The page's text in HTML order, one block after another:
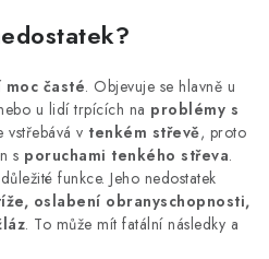
moc časté. Objevuje se hlavně u
u lidí trpících na problémy s
vstřebává v tenkém střevě, proto
s poruchami tenkého střeva.
funkce. Jeho nedostatek
oslabení obranyschopnosti,
. To může mít fatální následky a